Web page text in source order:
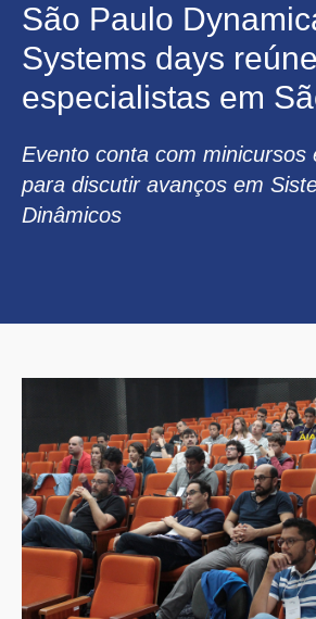
São Paulo
Systems days reúne
especialistas em
Evento conta com minicursos
para discutir avanços em
Dinâmicos